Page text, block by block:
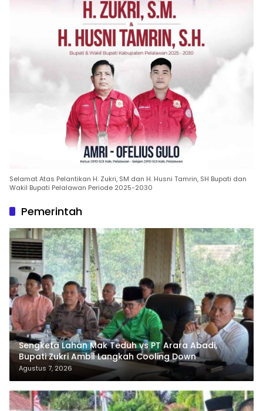
Selamat Atas Pelantikan H. Zukri, SM dan H. Husni Tamrin, SH Bupati dan
Wakil Bupati Pelalawan Periode 2025-2030
Pemerintah
Sengketa Lahan Mak Teduh vs PT Arara Abadi,
Bupati Zukri Ambil Langkah Cooling Down
Agustus 7, 2026